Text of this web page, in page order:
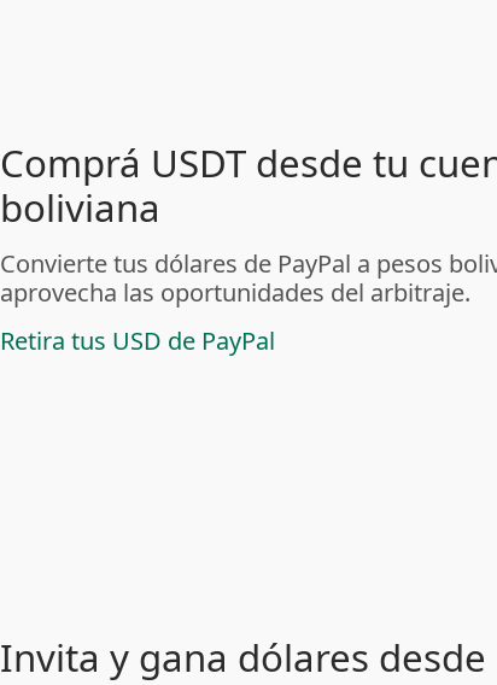
Comprá USDT desde tu
boliviana
Convierte tus dólares de PayPal a pesos
aprovecha las oportunidades del arbitraje.
Retira tus USD de PayPal
Invita y gana dólares desde